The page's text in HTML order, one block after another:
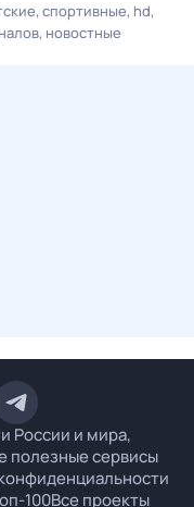
спортивные hd
новостные
России и мира,
полезные сервисы
100Все проекты